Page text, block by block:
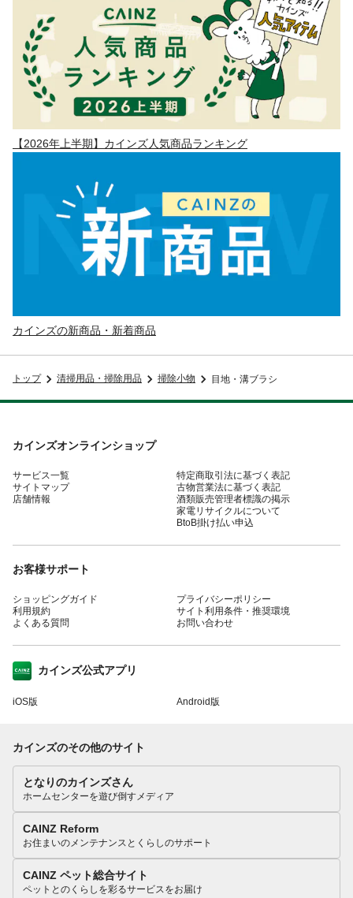
【2026年上半期】カインズ人気商品ランキング
カインズの新商品・新着商品
トップ 清掃用品・掃除用品 掃除小物 目地・溝ブラシ
カインズオンラインショップ
サービス一覧
サイトマップ
店舗情報
特定商取引法に基づく表記
古物営業法に基づく表記
酒類販売管理者標識の掲示
家電リサイクルについて
BtoB掛け払い申込
お客様サポート
ショッピングガイド
利用規約
よくある質問
プライバシーポリシー
サイト利用条件・推奨環境
お問い合わせ
カインズ公式アプリ
iOS版 Android版
カインズのその他のサイト
となりのカインズさん
ホームセンターを遊び倒すメディア
CAINZ Reform
お住まいのメンテナンスとくらしのサポート
CAINZ ペット総合サイト
ペットとのくらしを彩るサービスをお届け